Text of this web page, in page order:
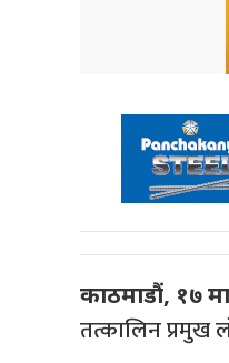
काठमाडौं, १७
तत्कालिन प्रमुख